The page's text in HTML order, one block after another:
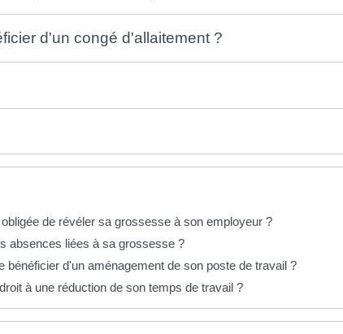
d'un congé d'allaitement ?
de révéler sa grossesse à son employeur ?
absences liées à sa grossesse ?
bénéficier d'un aménagement de son poste de travail ?
à une réduction de son temps de travail ?